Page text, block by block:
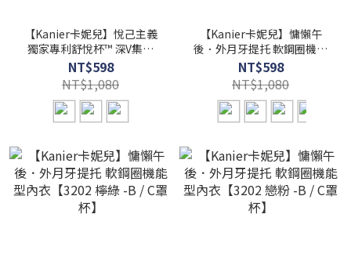
【Kanier卡妮兒】悅己主義
獨家專利舒悅杯™ 深V集中
無鋼圈內衣【1315 藍 B / C
罩杯】
NT$598
NT$1,080
【Kanier卡妮兒】慵懶午
後．外月牙提托 軟鋼圈機能
型內衣【3202 傭藍 -B / C罩
杯】
NT$598
NT$1,080